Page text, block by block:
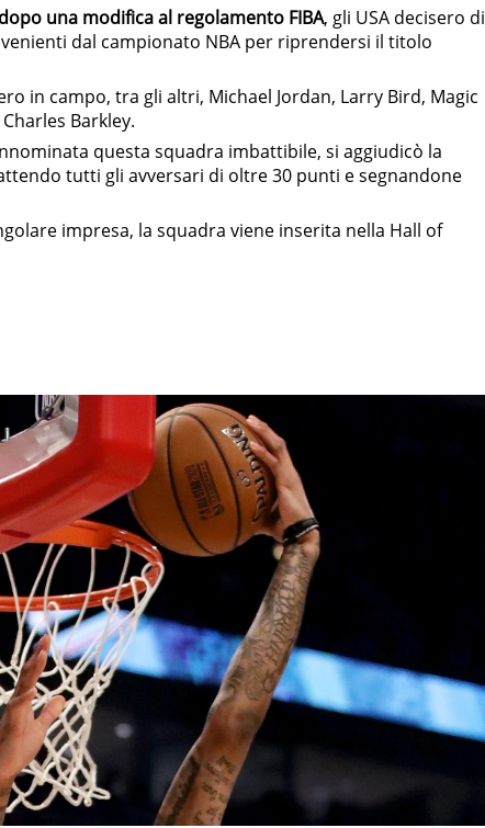
dopo una modifica al regolamento FIBA, gli USA decisero di
dal campionato NBA per riprendersi il titolo
in campo, tra gli altri, Michael Jordan, Larry Bird, Magic
Barkley.
questa squadra imbattibile, si aggiudicò la
tutti gli avversari di oltre 30 punti e segnandone
impresa, la squadra viene inserita nella Hall of